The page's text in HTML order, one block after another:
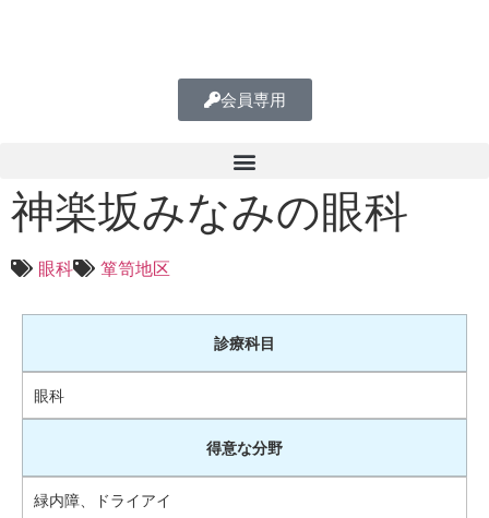
会員専用
神楽坂みなみの眼科
眼科 箪笥地区
診療科目
眼科
得意な分野
緑内障、ドライアイ